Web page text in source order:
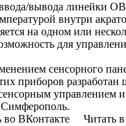
вывода линейки
внутри
на одном или
для
сенсорного
приборов
управлением
ВКонтакте Читать